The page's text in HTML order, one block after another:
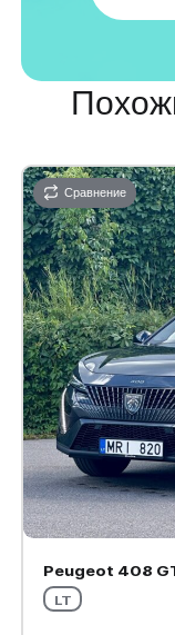
Сравнение
Peugeot 408
LT